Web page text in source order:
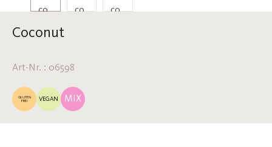
Coconut
Art-Nr. : 06598
GLUTEN
FREI
VEGAN MIX